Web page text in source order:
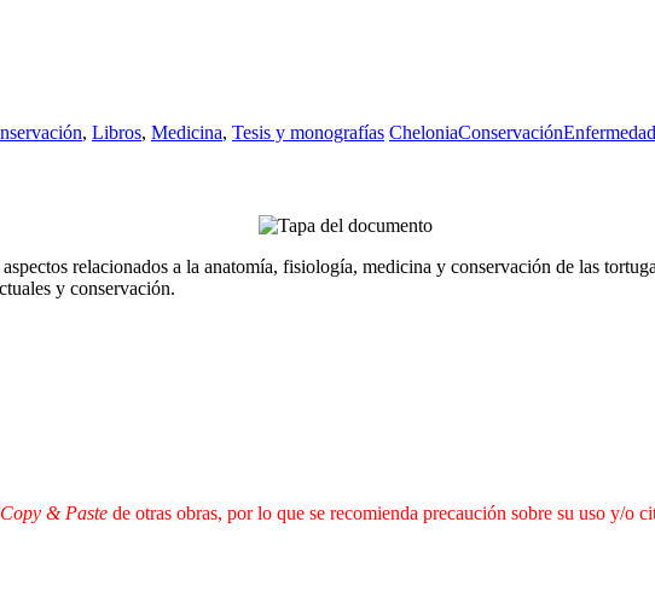
, Libros, Medicina, Tesis y monografías CheloniaConservación
relacionados a la anatomía, fisiología, medicina y conservación de las
y conservación.
Copy & Paste de otras obras, por lo que se recomienda precaución sobre su uso y/o